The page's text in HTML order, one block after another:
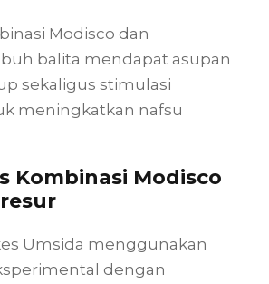
Modisco dan
balita mendapat asupan
sekaligus stimulasi
meningkatkan nafsu
Kombinasi Modisco
Umsida menggunakan
dengan